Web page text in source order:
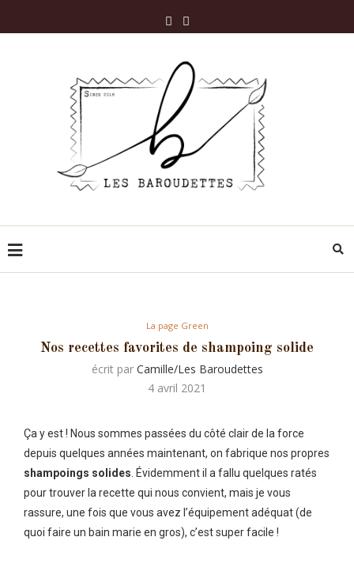
La page Green
Nos recettes favorites de shampoing solide
écrit par Camille/Les Baroudettes
4 avril 2021
Ça y est ! Nous sommes passées du côté clair de la force
depuis quelques années maintenant, on fabrique nos propres
shampoings solides . Évidemment il a fallu quelques ratés
pour trouver la recette qui nous convient, mais je vous
rassure, une fois que vous avez l’équipement adéquat (de
quoi faire un bain marie en gros), c’est super facile !